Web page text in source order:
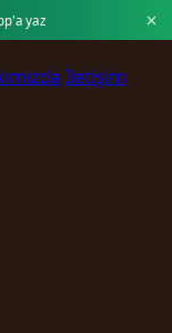
yaz
İletişim